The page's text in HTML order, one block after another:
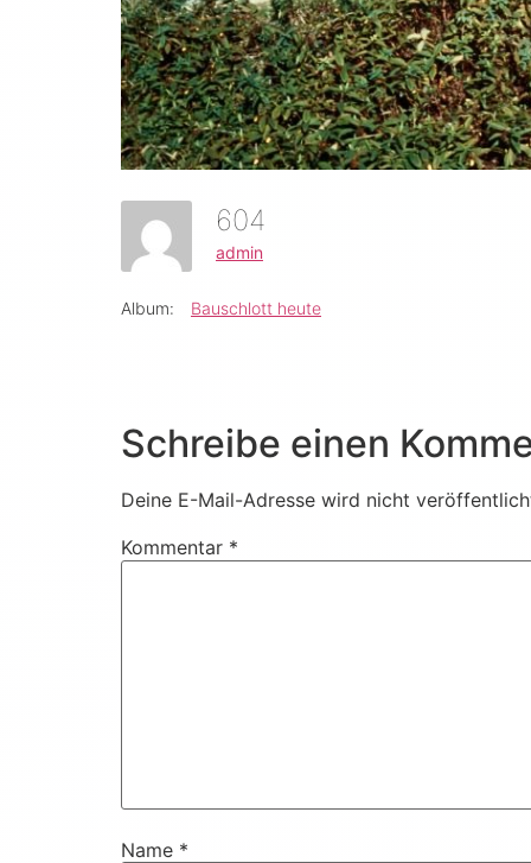
604
admin
Album: Bauschlott heute
Schreibe einen
Deine E-Mail-Adresse wird nicht
Kommentar *
Name *